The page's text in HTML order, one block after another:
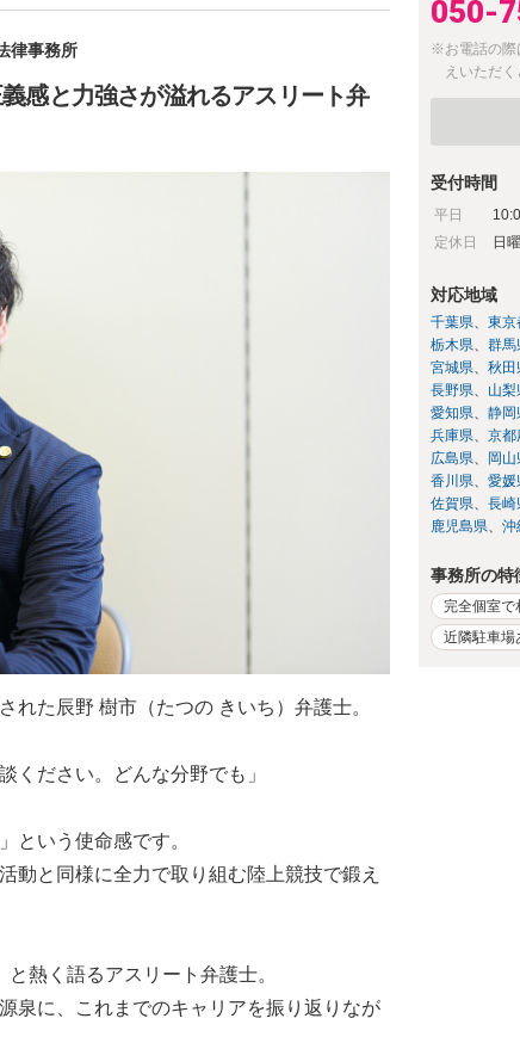
律事務所
感と力強さが溢れるアスリート弁
れた辰野 樹市（たつの きいち）弁護士。
ください。どんな分野でも」
という使命感です。
動と同様に全力で取り組む陸上競技で鍛え
熱く語るアスリート弁護士。
泉に、これまでのキャリアを振り返りなが
050-
※お電話の際
えいただく
受付時間
平日
定休日
日
対応地域
千葉県 東京
栃木県
群馬
宮城県
秋田
長野県
山梨
愛知県
静岡
兵庫県
京都
広島県
岡山
香川県
愛媛
佐賀県
長崎
鹿児島県
沖
事務所の特
完全個室で
近隣駐車場